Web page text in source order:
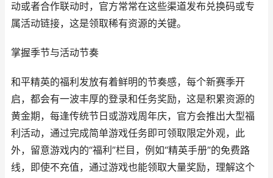
动或者合作联动时，官方常常在这些渠道发布兑换码或专
属活动链接，这是领取稀有资源的关键。
掌握季节与活动节奏
和平精英的福利发放有着鲜明的节奏感，每个新赛季开
启，都会有一波丰厚的登录和任务奖励，这是积累资源的
黄金期，每逢传统节日或游戏周年庆，官方会推出大型福
利活动，通过完成简单游戏任务即可领取限定外观，此
外，留意游戏内的“福利”栏目，例如“精英手册”的免费路
线，即使不充值，通过游戏也能领取大量奖励，理解这个